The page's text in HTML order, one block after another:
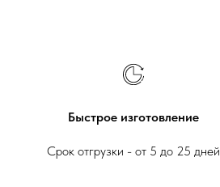
Быстрое изготовление
Срок отгрузки - от 5 до 25 дней